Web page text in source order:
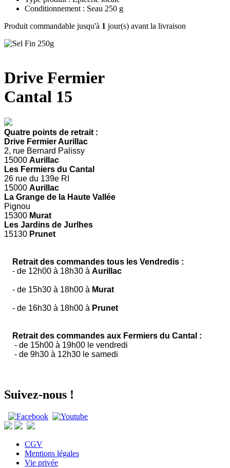
Conditionnement : Seau 250 g
Produit commandable jusqu'à 1 jour(s) avant la livraison
Drive Fermier
Cantal 15
Quatre points de retrait :
Drive Fermier Aurillac
2, rue Bernard Palissy
15000 Aurillac
Les Fermiers du Cantal
26 rue du 139e RI
15000 Aurillac
La Grange de la Haute Vallée
Pignou
15300 Murat
Les Jardins de Jurlhes
15130 Prunet
Retrait des commandes tous les Vendredis :
- de 12h00 à 18h30 à Aurillac
- de 15h30 à 18h00 à Murat
- de 16h30 à 18h00 à Prunet
Retrait des commandes aux Fermiers du Cantal :
- de 15h00 à 19h00 le vendredi
- de 9h30 à 12h30 le samedi
Suivez-nous !
CGV
Mentions légales
Vie privée